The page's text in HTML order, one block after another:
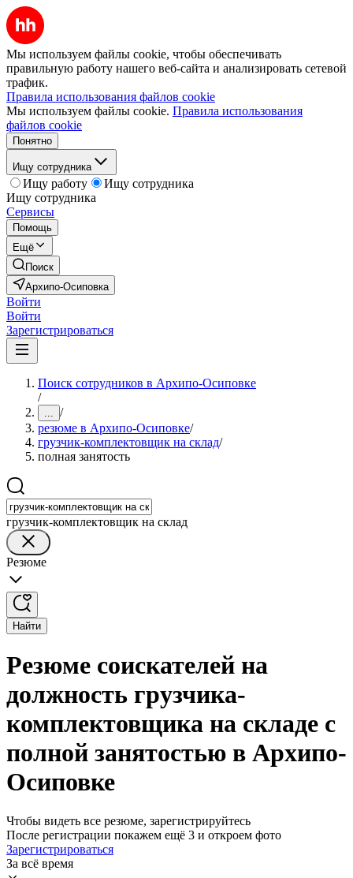
Мы используем файлы cookie, чтобы обеспечивать
правильную работу нашего веб-сайта и анализировать сетевой
трафик.
Правила использования файлов cookie
Мы используем файлы cookie. Правила использования
файлов cookie
Понятно
Ищу сотрудника
Ищу работу
Ищу сотрудника
Ищу сотрудника
Сервисы
Помощь
Ещё
Поиск
Архипо-Осиповка
Войти
Войти
Зарегистрироваться
Поиск сотрудников в Архипо-Осиповке
/
... /
резюме в Архипо-Осиповке/
грузчик-комплектовщик на склад/
полная занятость
грузчик-комплектовщик на склад
Резюме
Найти
Резюме соискателей на
должность грузчика-
комплектовщика на складе с
полной занятостью в Архипо-
Осиповке
Чтобы видеть все резюме, зарегистрируйтесь
После регистрации покажем ещё 3 и откроем фото
Зарегистрироваться
За всё время